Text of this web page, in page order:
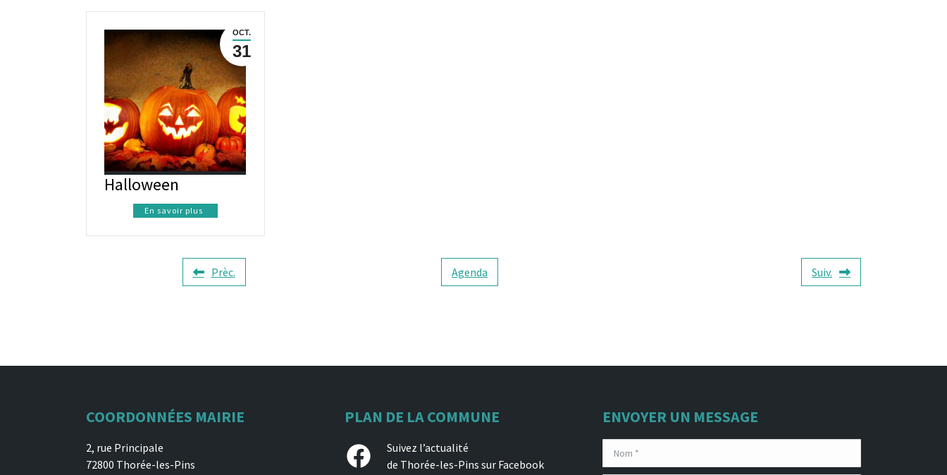
OCT.
31
Halloween
En savoir plus
Prèc. Agenda Suiv.
COORDONNÉES MAIRIE
2, rue Principale
72800 Thorée-les-Pins
PLAN DE LA COMMUNE
Facebook
Suivez l’actualité
de Thorée-les-Pins sur Facebook
ENVOYER UN MESSAGE